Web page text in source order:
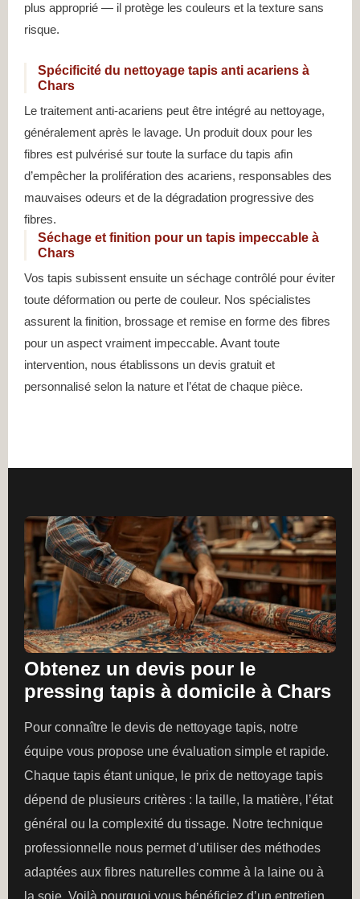
plus approprié — il protège les couleurs et la texture sans
risque.
Spécificité du nettoyage tapis anti acariens à
Chars
Le traitement anti-acariens peut être intégré au nettoyage,
généralement après le lavage. Un produit doux pour les
fibres est pulvérisé sur toute la surface du tapis afin
d’empêcher la prolifération des acariens, responsables des
mauvaises odeurs et de la dégradation progressive des
fibres.
Séchage et finition pour un tapis impeccable à
Chars
Vos tapis subissent ensuite un séchage contrôlé pour éviter
toute déformation ou perte de couleur. Nos spécialistes
assurent la finition, brossage et remise en forme des fibres
pour un aspect vraiment impeccable. Avant toute
intervention, nous établissons un devis gratuit et
personnalisé selon la nature et l’état de chaque pièce.
Obtenez un devis pour le
pressing tapis à domicile à Chars
Pour connaître le devis de nettoyage tapis, notre
équipe vous propose une évaluation simple et rapide.
Chaque tapis étant unique, le prix de nettoyage tapis
dépend de plusieurs critères : la taille, la matière, l’état
général ou la complexité du tissage. Notre technique
professionnelle nous permet d’utiliser des méthodes
adaptées aux fibres naturelles comme à la laine ou à
la soie. Voilà pourquoi vous bénéficiez d’un entretien